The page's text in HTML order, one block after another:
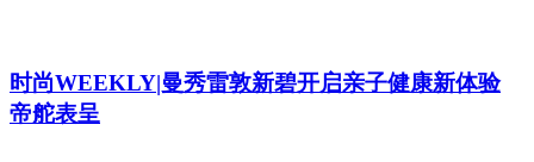
时尚WEEKLY|曼秀雷敦新碧开启亲子健康新体验
帝舵表呈